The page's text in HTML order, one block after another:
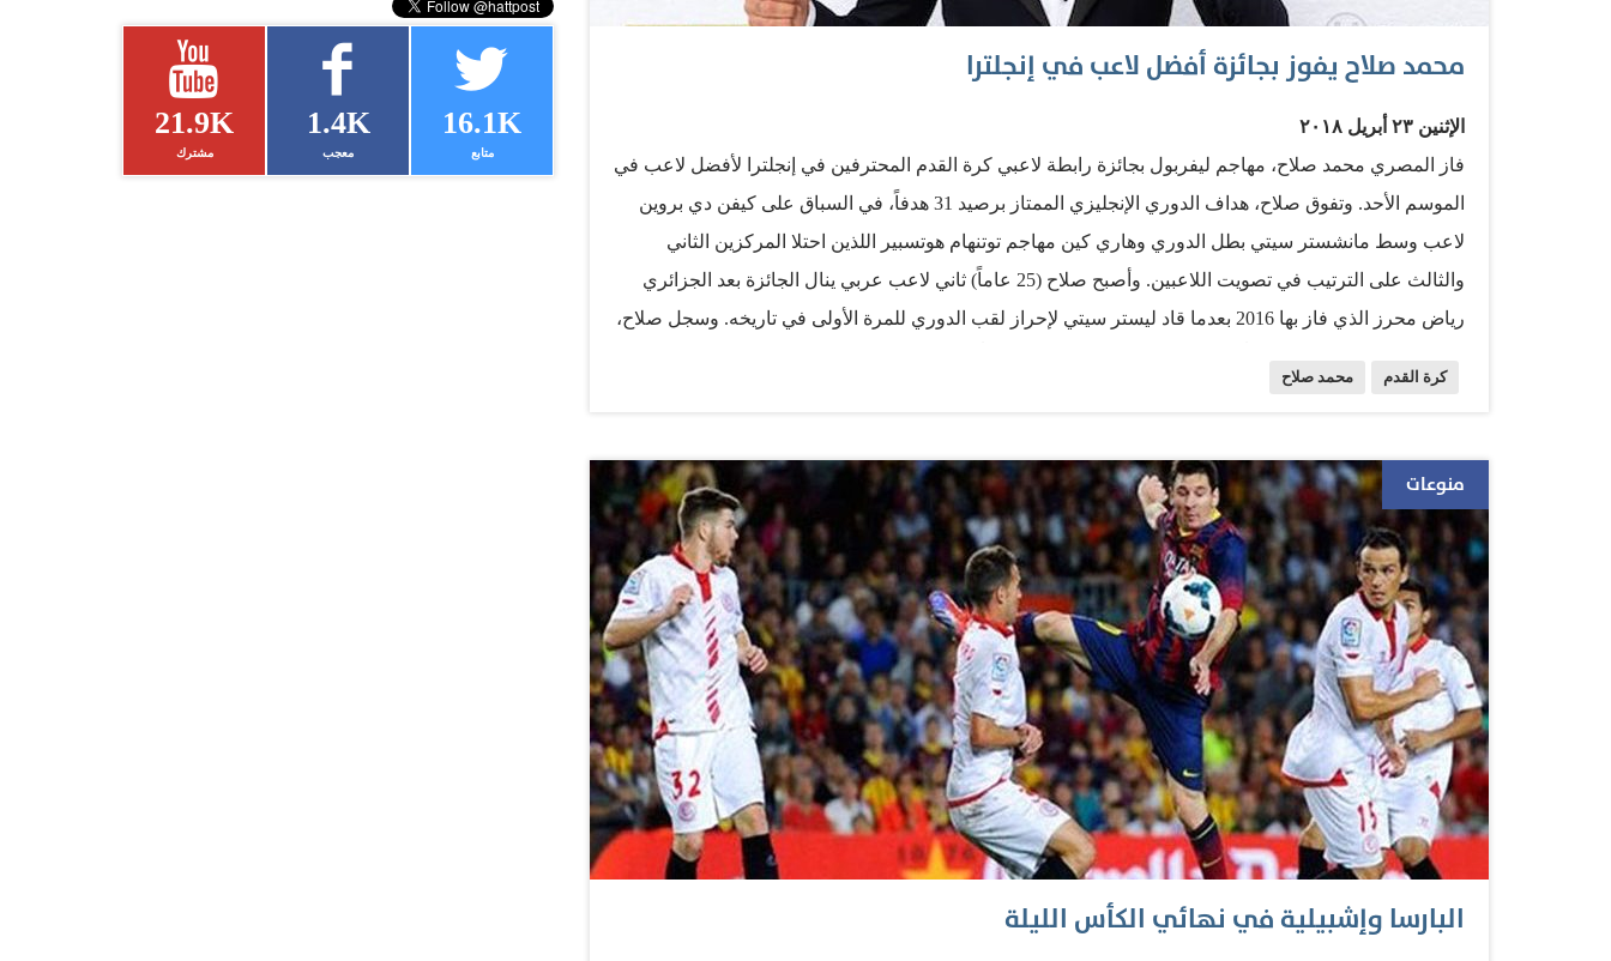
محمد صلاح يفوز بجائزة أفضل لاعب في إنجلترا
الإثنين ٢٣ أبريل ٢٠١٨
فاز المصري محمد صلاح، مهاجم ليفربول بجائزة رابطة لاعبي كرة القدم المحترفين في إنجلترا لأفضل لاعب في
الموسم الأحد. وتفوق صلاح، هداف الدوري الإنجليزي الممتاز برصيد 31 هدفاً، في السباق على كيفن دي بروين
لاعب وسط مانشستر سيتي بطل الدوري وهاري كين مهاجم توتنهام هوتسبير اللذين احتلا المركزين الثاني
والثالث على الترتيب في تصويت اللاعبين. وأصبح صلاح (25 عاماً) ثاني لاعب عربي ينال الجائزة بعد الجزائري
رياض محرز الذي فاز بها 2016 بعدما قاد ليستر سيتي لإحراز لقب الدوري للمرة الأولى في تاريخه. وسجل صلاح،
الإفريقية 2017،ثم ساهم في عودة بلاده لنهائيات كأس العالم لأول مرة منذ 1990. وقال آلان شيرر قائد منتخب
إنجلترا السابق والناقد في هيئة الإذاعة البريطانية (بي.بي.سي) عن صلاح «كل كرة يلمسها تبدو أنها تسكن الشباك
وهو في أحد هذه المواسم التي عندما تنزل فيها الملعب لا تأمل في التسجيل، لكن تعلم أنك ستسجل بالتأكيد».
ويبتعد صلاح بهدف واحد عن تحطيم…
كرة القدم محمد صلاح
منوعات
البارسا وإشبيلية في نهائي الكأس الليلة
21.9K
مشترك
1.4K
معجب
16.1K
متابع